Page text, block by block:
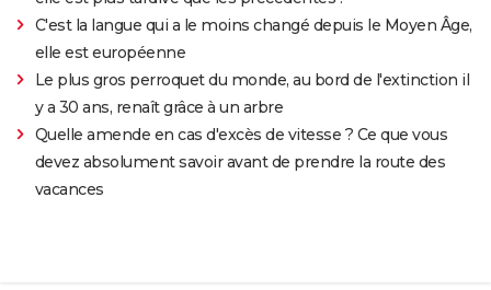
C'est la langue qui a le moins changé depuis le Moyen Âge,
elle est européenne
Le plus gros perroquet du monde, au bord de l'extinction il
y a 30 ans, renaît grâce à un arbre
Quelle amende en cas d'excès de vitesse ? Ce que vous
devez absolument savoir avant de prendre la route des
vacances